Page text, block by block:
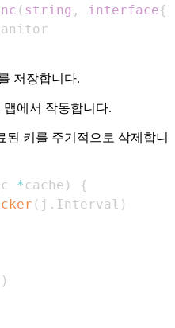
( string , interface{
저장합니다.
맵에서 작동합니다.
된 키를 주기적으로 삭제합니
c * cache )
{
( j . Interval )
)